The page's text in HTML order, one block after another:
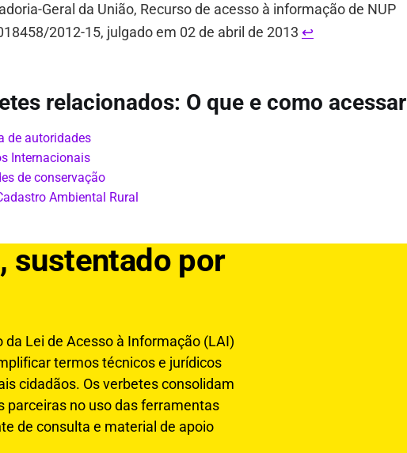
Geral da União, Recurso de acesso à informação de NUP
2012-15, julgado em 02 de abril de 2013 ↩︎
relacionados: O que e como acessar
de autoridades
Internacionais
de conservação
Ambiental Rural
sustentado por
Lei de Acesso à Informação (LAI)
termos técnicos e jurídicos
cidadãos. Os verbetes consolidam
parceiras no uso das ferramentas
de consulta e material de apoio